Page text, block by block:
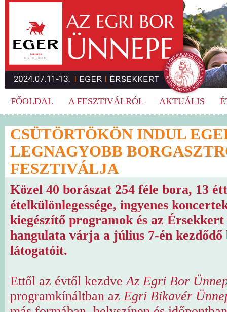
FŐOLDAL A FESZTIVÁLRÓL AKTUÁLIS
CSÜTÖRTÖKÖN INDUL
LEGNAGYOBB
FESZTIVÁLJA
Közel 40 borászat 254 féle bora, 13
ételkülönlegessége, ingyenes
kiegészítő programok és az Érsekkert
hangulata várja a július 7-én kezdődő
látogatóit.
Ettől az évtől kezdveAz Egri Bor
programkínáltban azEgri Bikavér